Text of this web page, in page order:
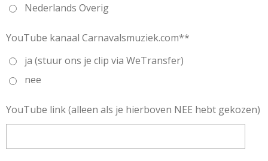
Nederlands Overig
YouTube kanaal Carnavalsmuziek.com**
ja (stuur ons je clip via WeTransfer)
nee
YouTube link (alleen als je hierboven NEE hebt gekozen)